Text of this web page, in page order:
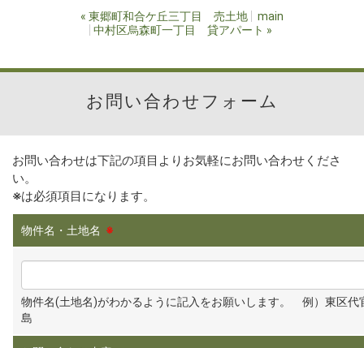
« 東郷町和合ケ丘三丁目 売土地
main
中村区烏森町一丁目 貸アパート »
お問い合わせフォーム
お問い合わせは下記の項目よりお気軽にお問い合わせくださ
い。
※は必須項目になります。
物件名・土地名 ※
物件名(土地名)がわかるように記入をお願いします。 例）東区代
島